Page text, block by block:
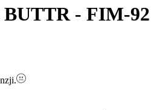
BUTTR - FIM-92